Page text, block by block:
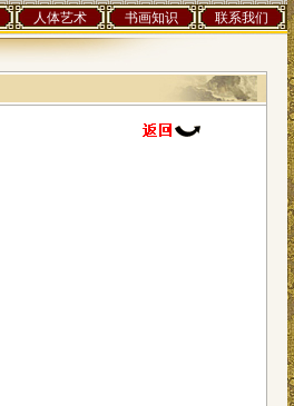
人体艺术 书画知识 联系我们